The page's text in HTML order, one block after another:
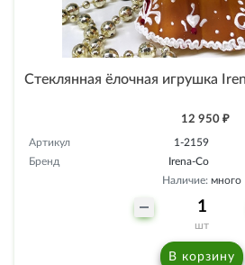
12 950 ₽
Артикул
1-2159
Бренд
Irena-Co
Наличие: много
шт
В корзину